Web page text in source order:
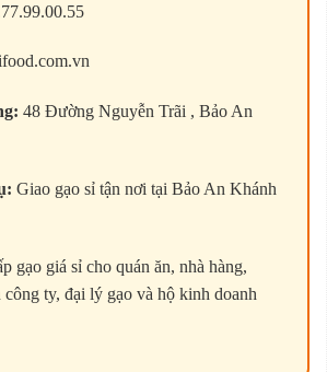
48 Đường Nguyễn Trãi , Bảo An
Giao gạo sỉ tận nơi tại Bảo An Khánh
gạo giá sỉ cho quán ăn, nhà hàng,
công ty, đại lý gạo và hộ kinh doanh